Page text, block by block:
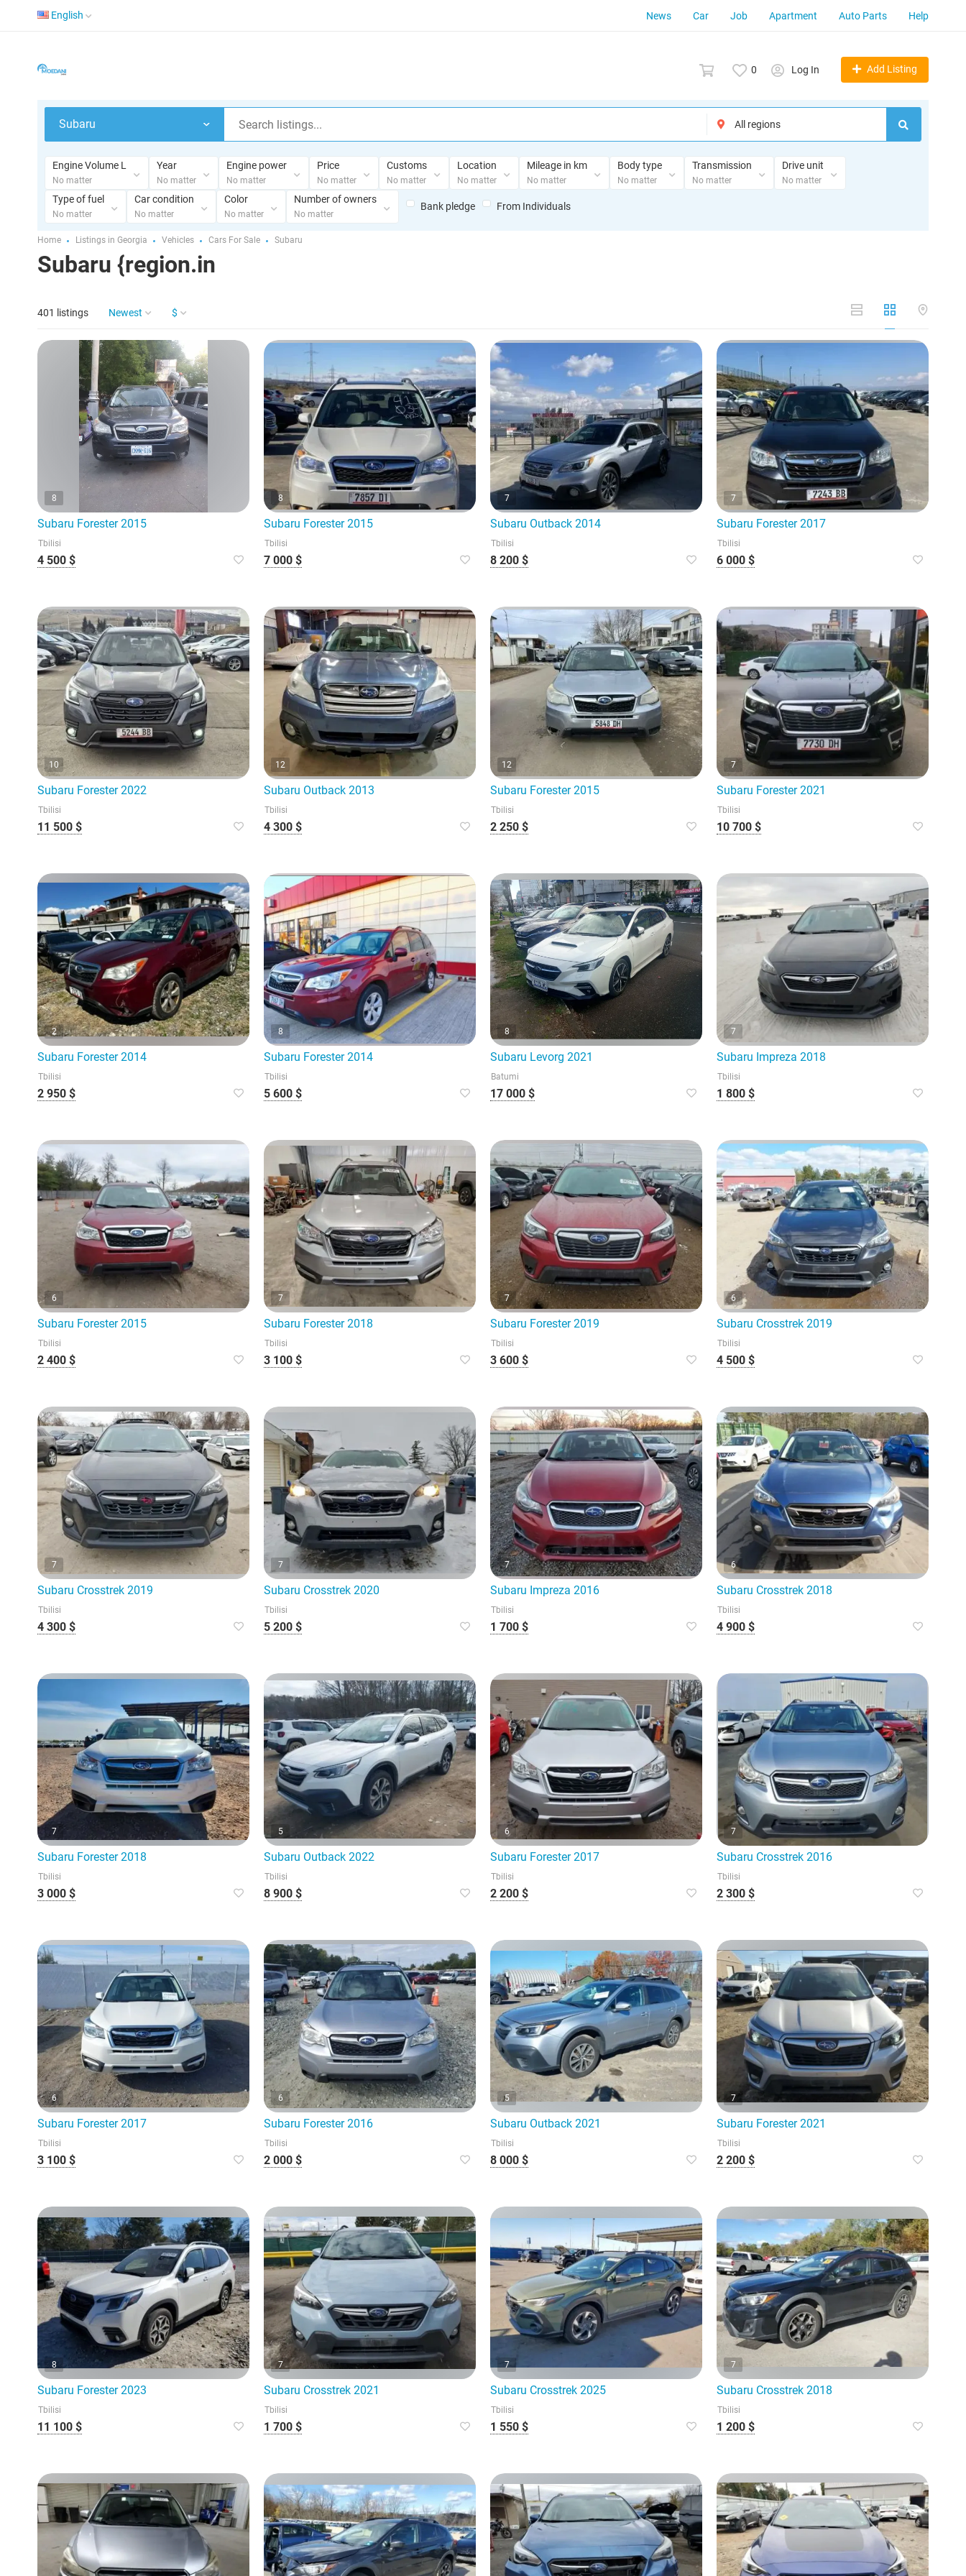
English News Car Job Apartment Auto Parts Help
0 Log In Add Listing
Subaru
Engine Volume L
No matter
Year
No matter
Engine power
No matter
Price
No matter
Customs
No matter
Location
No matter
Mileage in km
No matter
Body type
No matter
Transmission
No matter
Drive unit
No matter
Type of fuel
No matter
Car condition
No matter
Color
No matter
Number of owners
No matter
Bank pledge From Individuals
Home Listings in Georgia Vehicles Cars For Sale Subaru
Subaru {region.in
401 listings Newest $
8
Subaru Forester 2015
Tbilisi
4 500 $
8
Subaru Forester 2015
Tbilisi
7 000 $
7
Subaru Outback 2014
Tbilisi
8 200 $
7
Subaru Forester 2017
Tbilisi
6 000 $
10
Subaru Forester 2022
Tbilisi
11 500 $
12
Subaru Outback 2013
Tbilisi
4 300 $
12
Subaru Forester 2015
Tbilisi
2 250 $
7
Subaru Forester 2021
Tbilisi
10 700 $
2
Subaru Forester 2014
Tbilisi
2 950 $
8
Subaru Forester 2014
Tbilisi
5 600 $
8
Subaru Levorg 2021
Batumi
17 000 $
7
Subaru Impreza 2018
Tbilisi
1 800 $
6
Subaru Forester 2015
Tbilisi
2 400 $
7
Subaru Forester 2018
Tbilisi
3 100 $
7
Subaru Forester 2019
Tbilisi
3 600 $
6
Subaru Crosstrek 2019
Tbilisi
4 500 $
7
Subaru Crosstrek 2019
Tbilisi
4 300 $
7
Subaru Crosstrek 2020
Tbilisi
5 200 $
7
Subaru Impreza 2016
Tbilisi
1 700 $
6
Subaru Crosstrek 2018
Tbilisi
4 900 $
7
Subaru Forester 2018
Tbilisi
3 000 $
5
Subaru Outback 2022
Tbilisi
8 900 $
6
Subaru Forester 2017
Tbilisi
2 200 $
7
Subaru Crosstrek 2016
Tbilisi
2 300 $
6
Subaru Forester 2017
Tbilisi
3 100 $
6
Subaru Forester 2016
Tbilisi
2 000 $
5
Subaru Outback 2021
Tbilisi
8 000 $
7
Subaru Forester 2021
Tbilisi
2 200 $
8
Subaru Forester 2023
Tbilisi
11 100 $
7
Subaru Crosstrek 2021
Tbilisi
1 700 $
7
Subaru Crosstrek 2025
Tbilisi
1 550 $
7
Subaru Crosstrek 2018
Tbilisi
1 200 $